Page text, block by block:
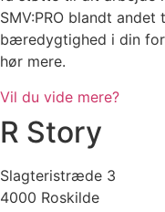
SMV:PRO blandt
bæredygtighed i din
hør mere.
Vil du vide mere?
R Story
Slagteristræde 3
4000 Roskilde